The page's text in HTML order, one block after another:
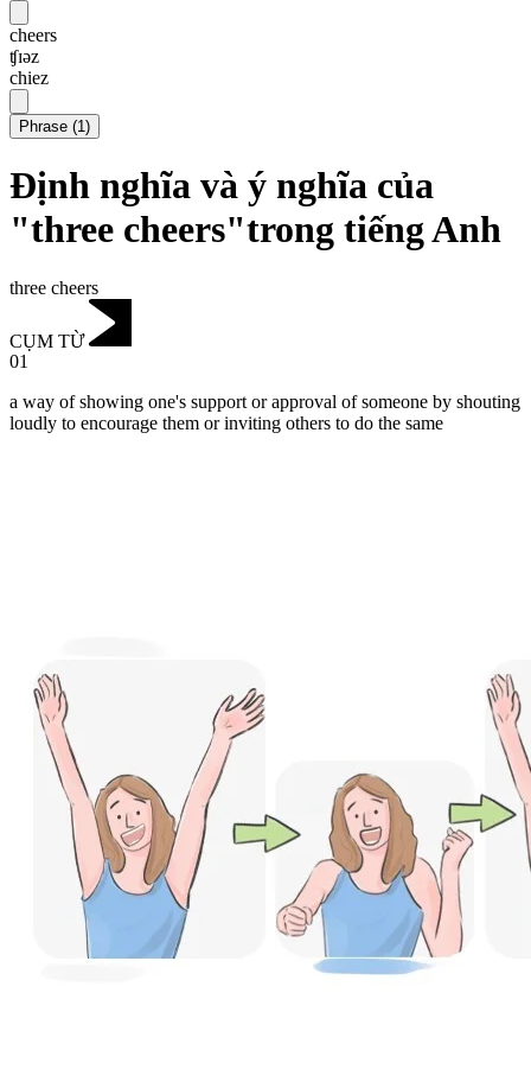
cheers
ʧɪəz
chiez
Phrase (1)
Định nghĩa và ý nghĩa của
"three cheers"trong tiếng Anh
three cheers
CỤM TỪ
01
a way of showing one's support or approval of someone by shouting
loudly to encourage them or inviting others to do the same